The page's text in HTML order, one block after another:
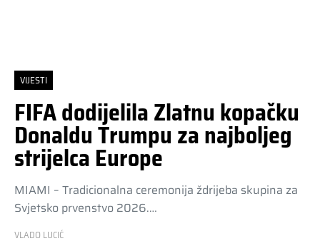
VIJESTI
FIFA dodijelila Zlatnu kopačku
Donaldu Trumpu za najboljeg
strijelca Europe
MIAMI – Tradicionalna ceremonija ždrijeba skupina za
Svjetsko prvenstvo 2026.…
VLADO LUCIĆ